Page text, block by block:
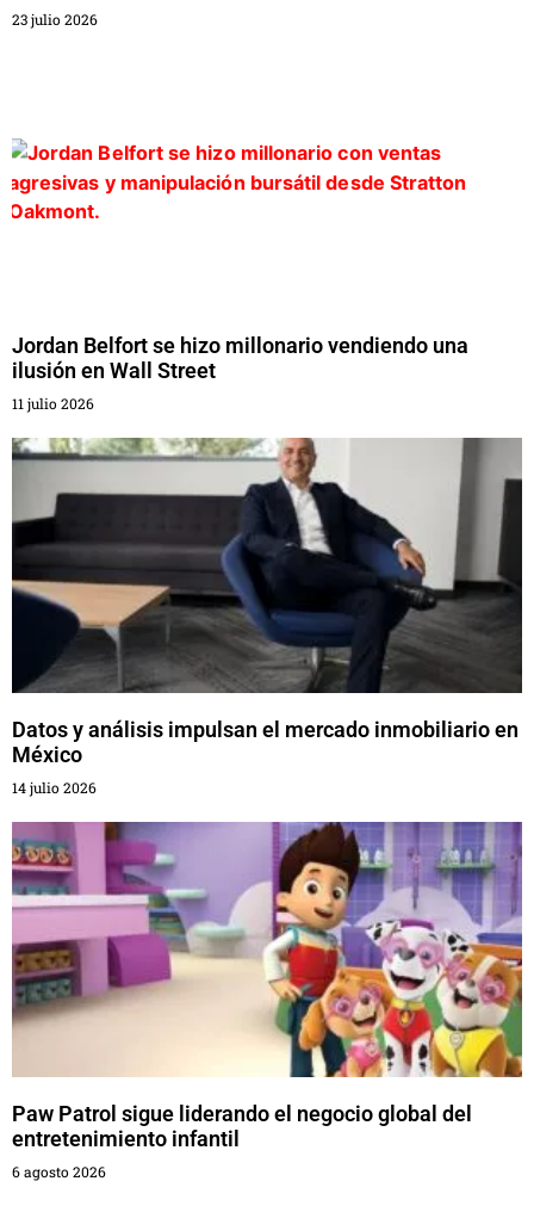
23 julio 2026
Jordan Belfort se hizo millonario vendiendo una
ilusión en Wall Street
11 julio 2026
Datos y análisis impulsan el mercado inmobiliario en
México
14 julio 2026
Paw Patrol sigue liderando el negocio global del
entretenimiento infantil
6 agosto 2026